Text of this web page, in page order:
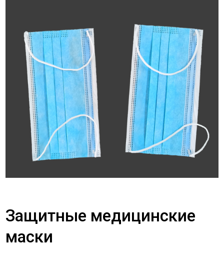
Защитные медицинские
маски